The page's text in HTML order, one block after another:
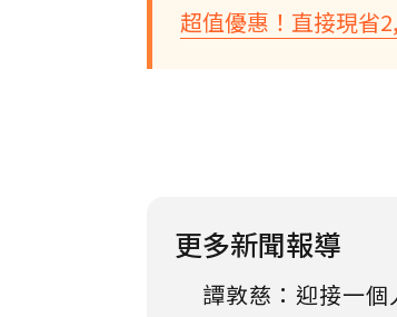
超值優惠！直接現省
更多新聞報導
譚敦慈：迎接一